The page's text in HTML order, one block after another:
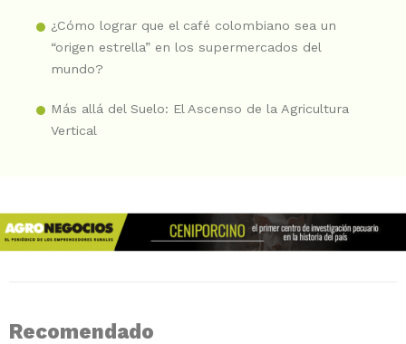
¿Cómo lograr que el café colombiano sea un
“origen estrella” en los supermercados del
mundo?
Más allá del Suelo: El Ascenso de la Agricultura
Vertical
Recomendado